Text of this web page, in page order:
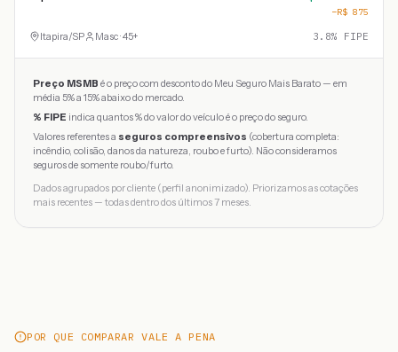
−R$ 875
Itapira/SP Masc · 45+ 3.8% FIPE
Preço MSMB é o preço com desconto do Meu Seguro Mais Barato — em
média 5% a 15% abaixo do mercado.
% FIPE indica quantos % do valor do veículo é o preço do seguro.
Valores referentes a seguros compreensivos (cobertura completa:
incêndio, colisão, danos da natureza, roubo e furto). Não consideramos
seguros de somente roubo/furto.
Dados agrupados por cliente (perfil anonimizado). Priorizamos as cotações
mais recentes — todas dentro dos últimos 7 meses.
POR QUE COMPARAR VALE A PENA